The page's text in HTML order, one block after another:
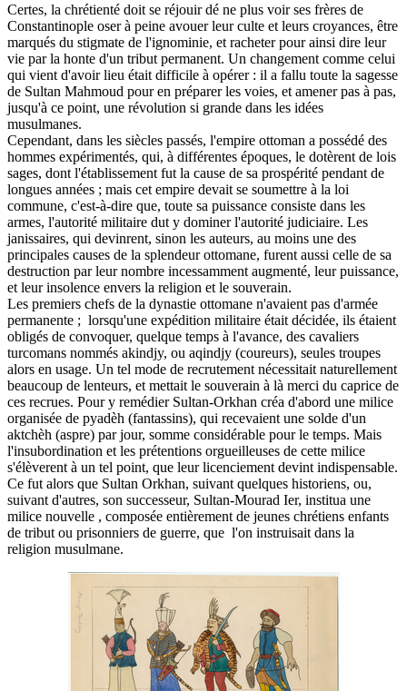
Certes, la chrétienté doit se réjouir dé ne plus voir ses frères de
Constantinople oser à peine avouer leur culte et leurs croyances, être
marqués du stigmate de l'ignominie, et racheter pour ainsi dire leur
vie par la honte d'un tribut permanent. Un changement comme celui
qui vient d'avoir lieu était difficile à opérer : il a fallu toute la sagesse
de Sultan Mahmoud pour en préparer les voies, et amener pas à pas,
jusqu'à ce point, une révolution si grande dans les idées
musulmanes.
Cependant, dans les siècles passés, l'empire ottoman a possédé des
hommes expérimentés, qui, à différentes époques, le dotèrent de lois
sages, dont l'établissement fut la cause de sa prospérité pendant de
longues années ; mais cet empire devait se soumettre à la loi
commune, c'est-à-dire que, toute sa puissance consiste dans les
armes, l'autorité militaire dut y dominer l'autorité judiciaire. Les
janissaires, qui devinrent, sinon les auteurs, au moins une des
principales causes de la splendeur ottomane, furent aussi celle de sa
destruction par leur nombre incessamment augmenté, leur puissance,
et leur insolence envers la religion et le souverain.
Les premiers chefs de la dynastie ottomane n'avaient pas d'armée
permanente ; lorsqu'une expédition militaire était décidée, ils étaient
obligés de convoquer, quelque temps à l'avance, des cavaliers
turcomans nommés akindjy, ou aqindjy (coureurs), seules troupes
alors en usage. Un tel mode de recrutement nécessitait naturellement
beaucoup de lenteurs, et mettait le souverain à là merci du caprice de
ces recrues. Pour y remédier Sultan-Orkhan créa d'abord une milice
organisée de pyadèh (fantassins), qui recevaient une solde d'un
aktchèh (aspre) par jour, somme considérable pour le temps. Mais
l'insubordination et les prétentions orgueilleuses de cette milice
s'élèverent à un tel point, que leur licenciement devint indispensable.
Ce fut alors que Sultan Orkhan, suivant quelques historiens, ou,
suivant d'autres, son successeur, Sultan-Mourad Ier, institua une
milice nouvelle , composée entièrement de jeunes chrétiens enfants
de tribut ou prisonniers de guerre, que l'on instruisait dans la
religion musulmane.